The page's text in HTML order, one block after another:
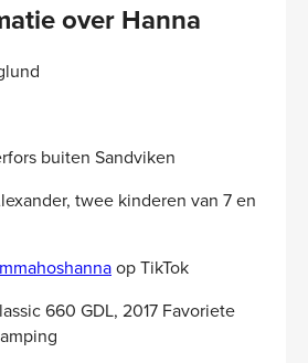
over Hanna
buiten Sandviken
twee kinderen van 7 en
op TikTok
660 GDL, 2017 Favoriete